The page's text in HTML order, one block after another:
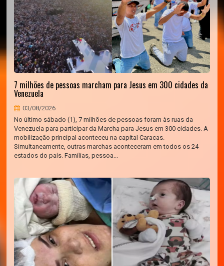
7 milhões de pessoas marcham para Jesus em 300 cidades da
Venezuela
03/08/2026
No último sábado (1), 7 milhões de pessoas foram às ruas da
Venezuela para participar da Marcha para Jesus em 300 cidades. A
mobilização principal aconteceu na capital Caracas.
Simultaneamente, outras marchas aconteceram em todos os 24
estados do país. Famílias, pessoa...